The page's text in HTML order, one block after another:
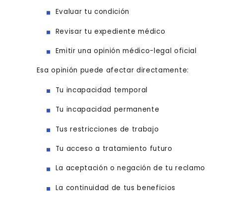
Evaluar tu condición
Revisar tu expediente médico
Emitir una opinión médico-legal oficial
Esa opinión puede afectar directamente:
Tu incapacidad temporal
Tu incapacidad permanente
Tus restricciones de trabajo
Tu acceso a tratamiento futuro
La aceptación o negación de tu reclamo
La continuidad de tus beneficios